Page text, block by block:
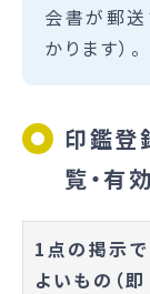
会書が郵送
かります）。
印鑑登
覧・有
1点の掲示で
よいもの（即